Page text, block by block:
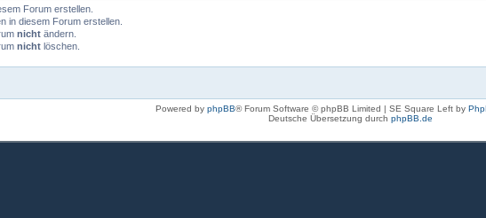
Forum erstellen.
in diesem Forum erstellen.
nicht ändern.
nicht löschen.
Powered by phpBB® Forum Software © phpBB Limited | SE Square Left by
Deutsche Übersetzung durch phpBB.de